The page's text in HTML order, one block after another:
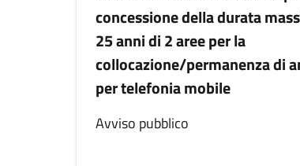
concessione della durata
25 anni di 2 aree per la
collocazione/permanenza di
per telefonia mobile
Avviso pubblico